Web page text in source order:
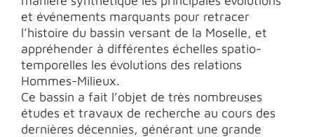
et événements marquants pour retracer
l’histoire du bassin versant de la Moselle, et
appréhender à différentes échelles spatio-
temporelles les évolutions des relations
Hommes-Milieux.
Ce bassin a fait l’objet de très nombreuses
études et travaux de recherche au cours des
dernières décennies, générant une grande